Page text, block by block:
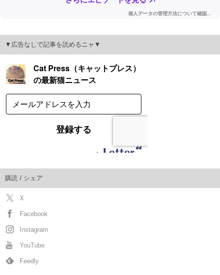
▼広告なしで記事を読めるニャ▼
購読 / シェア
X
Facebook
Instagram
YouTube
Feedly